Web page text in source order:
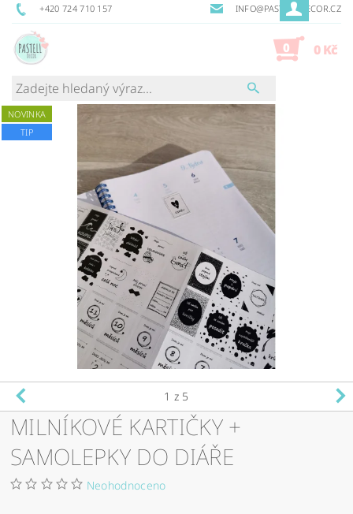
+420 724 710 157 INFO@PASTELLDECOR.CZ
0 0 Kč
NOVINKA
TIP
1 z 5
MILNÍKOVÉ KARTIČKY +
SAMOLEPKY DO DIÁŘE
Neohodnoceno